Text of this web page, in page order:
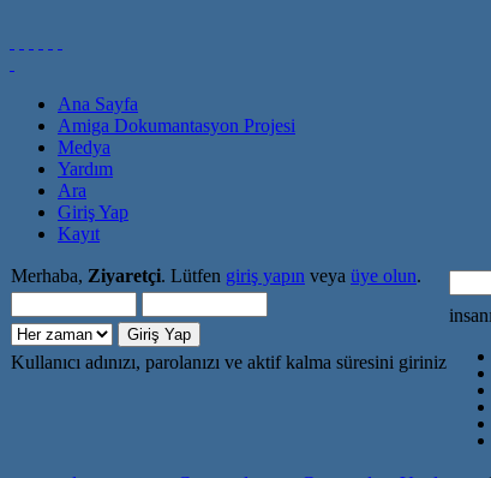
Ana Sayfa
Amiga Dokumantasyon Projesi
Medya
Yardım
Ara
Giriş Yap
Kayıt
Merhaba, Ziyaretçi. Lütfen giriş yapın veya üye olun.
Kullanıcı adınızı, parolanızı ve aktif kalma süresini giriniz